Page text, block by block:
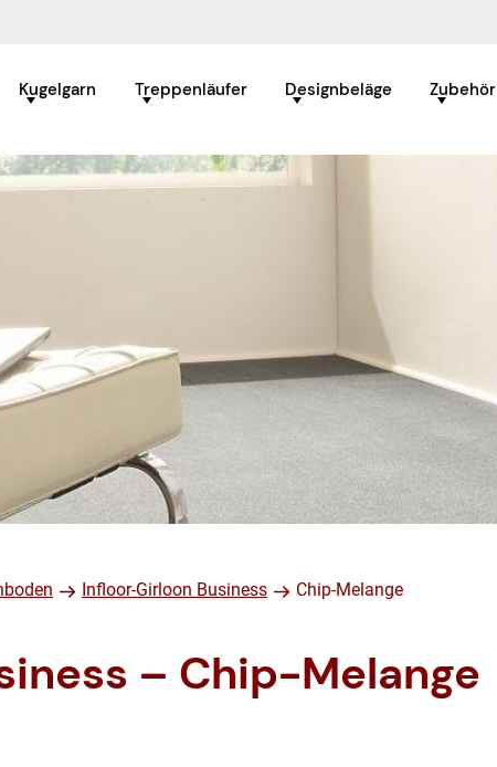
Kugelgarn Treppenläufer Designbeläge Zubehör
Infloor-Girloon Business Chip-Melange
– Chip-Melange